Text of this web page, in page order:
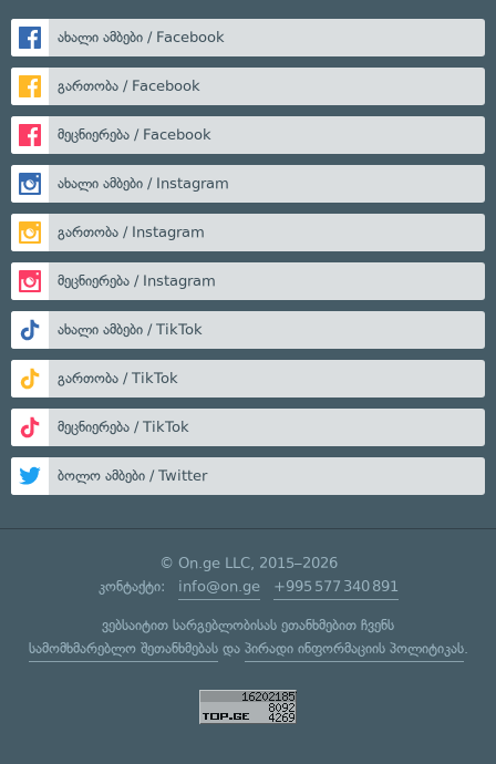
ახალი ამბები / Facebook
გართობა / Facebook
მეცნიერება / Facebook
ახალი ამბები / Instagram
გართობა / Instagram
მეცნიერება / Instagram
ახალი ამბები / TikTok
გართობა / TikTok
მეცნიერება / TikTok
ბოლო ამბები / Twitter
© On.ge LLC, 2015–2026
კონტაქტი: info@on.ge +995 577 340 891
ვებსაიტით სარგებლობისას ეთანხმებით ჩვენს
სამომხმარებლო შეთანხმებასდა პირადი ინფორმაციის პოლიტიკას.